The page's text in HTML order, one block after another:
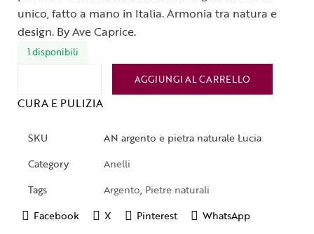
unico, fatto a mano in Italia. Armonia tra natura e
design. By Ave Caprice.
1 disponibili
AGGIUNGI AL CARRELLO
CURA E PULIZIA
SKU
AN argento e pietra naturale Lucia
Category
Anelli
Tags
Argento, Pietre naturali
Facebook
X Pinterest WhatsApp